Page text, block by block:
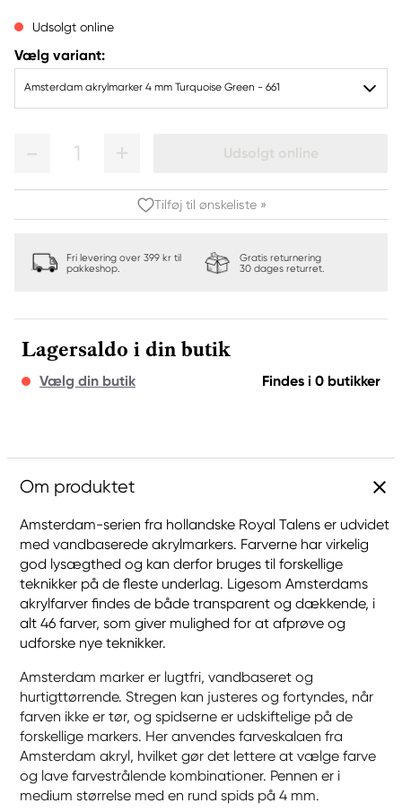
Udsolgt online
Vælg variant:
Amsterdam akrylmarker 4 mm Turquoise Green - 661
1 Udsolgt online
Tilføj til ønskeliste »
Fri levering over 399 kr til
pakkeshop.
Gratis returnering
30 dages returret.
Lagersaldo i din butik
Vælg din butik Findes i 0 butikker
Om produktet
Amsterdam-serien fra hollandske Royal Talens er udvidet
med vandbaserede akrylmarkers. Farverne har virkelig
god lysægthed og kan derfor bruges til forskellige
teknikker på de fleste underlag. Ligesom Amsterdams
akrylfarver findes de både transparent og dækkende, i
alt 46 farver, som giver mulighed for at afprøve og
udforske nye teknikker.
Amsterdam marker er lugtfri, vandbaseret og
hurtigttørrende. Stregen kan justeres og fortyndes, når
farven ikke er tør, og spidserne er udskiftelige på de
forskellige markers. Her anvendes farveskalaen fra
Amsterdam akryl, hvilket gør det lettere at vælge farve
og lave farvestrålende kombinationer. Pennen er i
medium størrelse med en rund spids på 4 mm.